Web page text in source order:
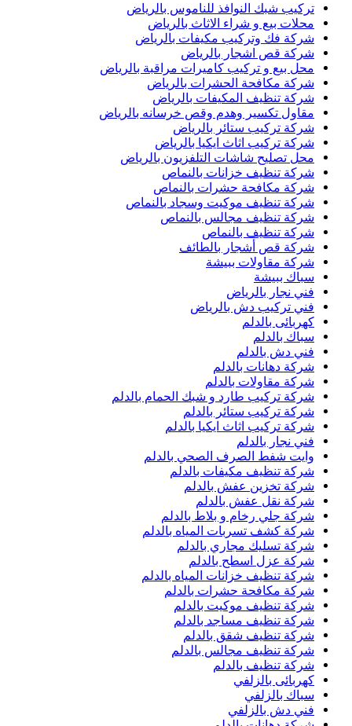
تركيب شبك النوافذ للناموس بالرياض
محلات بيع و شراء الاثاث بالرياض
شركة فك وتركيب مكيفات بالرياض
شركة قص اشجار بالرياض
محل بيع و تركيب كاميرات مراقبة بالرياض
شركة مكافحة الحشرات بالرياض
شركة تنظيف المكيفات بالرياض
مقاول تكسير وهدم وقص خرسانه بالرياض
شركة تركيب ستائر بالرياض
شركة تركيب اثاث ايكيا بالرياض
محل تصليح شاشات التلفزيون بالرياض
شركة تنظيف خزانات بالنماص
شركة مكافحة حشرات بالنماص
شركة تنظيف موكيت وسجاد بالنماص
شركة تنظيف مجالس بالنماص
شركة تنظيف بالنماص
شركة قص أشجار بالطائف
شركة مقاولات ببيشة
سباك ببيشة
فني نجار بالرياض
فني تركيب دش بالرياض
كهربائى بالدلم
سباك بالدلم
فني دش بالدلم
شركة دهانات بالدلم
شركة مقاولات بالدلم
شركة تركيب طارد و شبك الحمام بالدلم
شركة تركيب ستائر بالدلم
شركة تركيب اثاث ايكيا بالدلم
فني نجار بالدلم
وايت شفط الصرف الصحي بالدلم
شركة تنظيف مكيفات بالدلم
شركة تخزين عفش بالدلم
شركة نقل عفش بالدلم
شركة جلي رخام و بلاط بالدلم
شركة كشف تسربات المياه بالدلم
شركة تسليك مجاري بالدلم
شركة عزل اسطح بالدلم
شركة تنظيف خزانات المياه بالدلم
شركة مكافحة حشرات بالدلم
شركة تنظيف موكيت بالدلم
شركة تنظيف مساجد بالدلم
شركة تنظيف شقق بالدلم
شركة تنظيف مجالس بالدلم
شركة تنظيف بالدلم
كهربائى بالزلفي
سباك بالزلفي
فني دش بالزلفي